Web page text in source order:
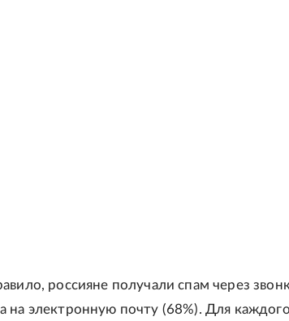
россияне получали спам через
на электронную почту (68%). Для